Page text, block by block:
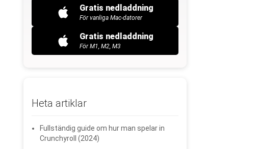
Gratis nedladdning
För vanliga Mac-datorer
Gratis nedladdning
För M1, M2, M3
Heta artiklar
Fullständig guide om hur man spelar in
Crunchyroll (2024)